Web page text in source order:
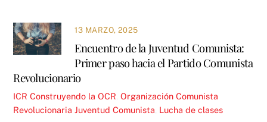
13 MARZO, 2025
Encuentro de la Juventud Comunista:
Primer paso hacia el Partido Comunista
Revolucionario
ICR Construyendo la OCR ,Organización Comunista
Revolucionaria Juventud Comunista Lucha de clases